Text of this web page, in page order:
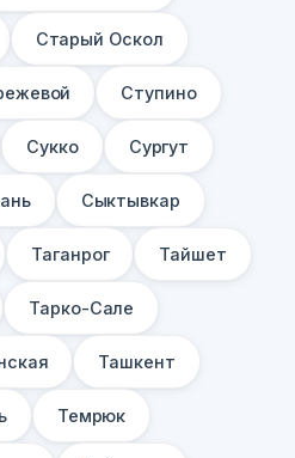
Старый Оскол
Ступино
Сукко Сургут
Сыктывкар
Таганрог Тайшет
Тарко-Сале
Ташкент
Темрюк